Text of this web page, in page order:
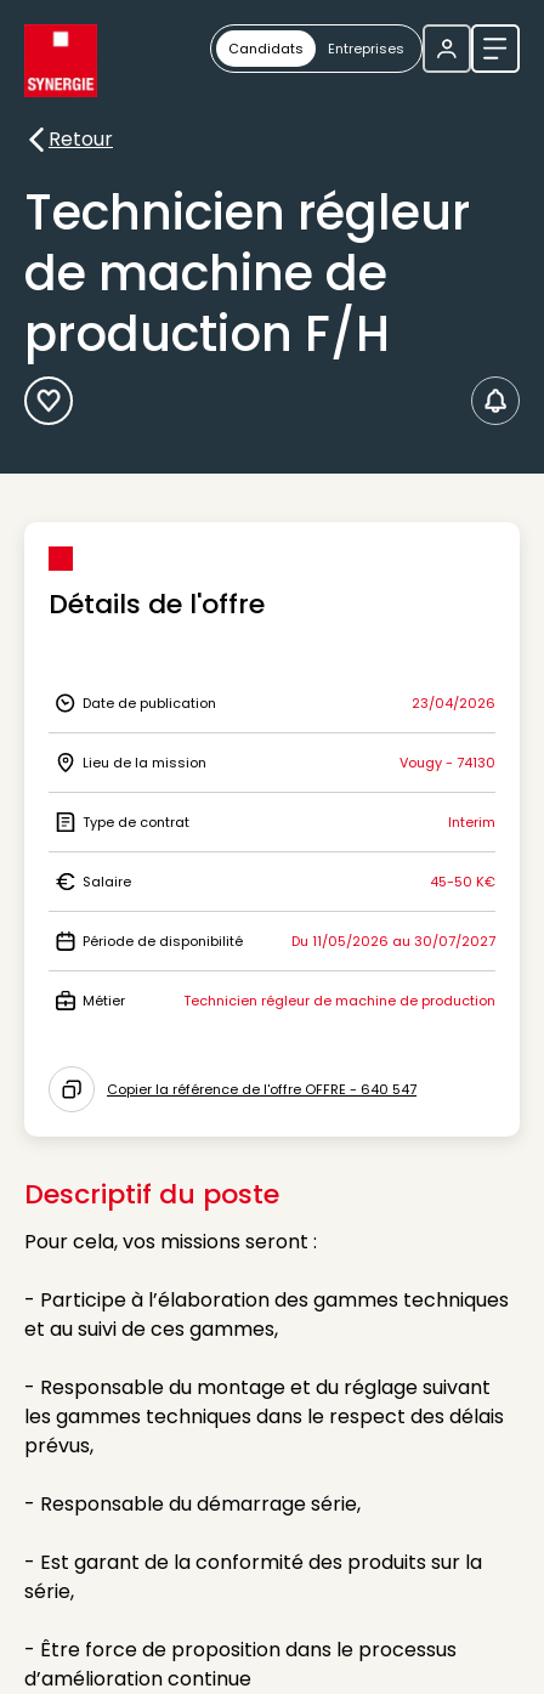
Candidats Entreprises
Retour
Retour
Technicien régleur
de machine de
production F/H
Ajouter aux Favoris
Détails de l'offre
Icon Date de publication
Date de publication 23/04/2026
Icon Lieu de la mission
Lieu de la mission Vougy - 74130
Icon Type de contrat
Type de contrat Interim
Icon Salaire
Salaire 45-50 K€
Icon Période de disponibilité
Période de disponibilité Du 11/05/2026 au 30/07/2027
Métier Technicien régleur de machine de production
Icon copy to clipboard
Copier la référence de l'offre OFFRE - 640 547
Descriptif du poste
Pour cela, vos missions seront :
- Participe à l’élaboration des gammes techniques
et au suivi de ces gammes,
- Responsable du montage et du réglage suivant
les gammes techniques dans le respect des délais
prévus,
- Responsable du démarrage série,
- Est garant de la conformité des produits sur la
série,
- Être force de proposition dans le processus
d’amélioration continue